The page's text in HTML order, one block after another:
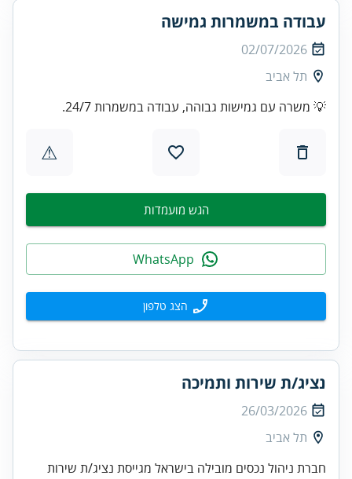
עבודה במשמרות גמישה
02/07/2026
תל אביב
💡 משרה עם גמישות גבוהה, עבודה במשמרות 24/7.
⚠
הגש מועמדות
הצג טלפון
נציג/ת שירות ותמיכה
26/03/2026
תל אביב
חברת ניהול נכסים מובילה בישראל מגייסת נציג/ת שירות